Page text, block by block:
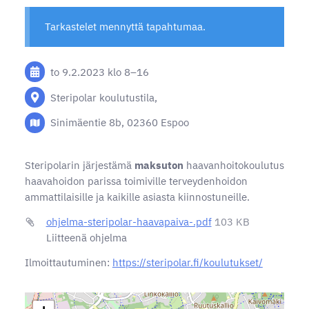
Tarkastelet mennyttä tapahtumaa.
to 9.2.2023 klo 8–16
Steripolar koulutustila,
Sinimäentie 8b, 02360 Espoo
Steripolarin järjestämä maksuton haavanhoitokoulutus
haavahoidon parissa toimiville terveydenhoidon
ammattilaisille ja kaikille asiasta kiinnostuneille.
ohjelma-steripolar-haavapaiva-.pdf 103 KB
Liitteenä ohjelma
Ilmoittautuminen: https://steripolar.fi/koulutukset/